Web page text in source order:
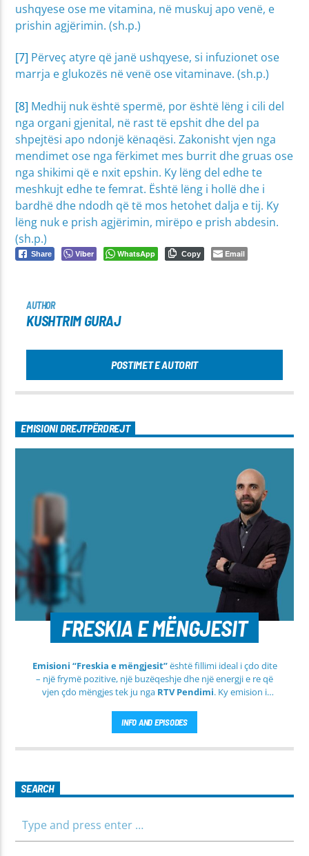
ushqyese ose me vitamina, në muskuj apo venë, e
prishin agjërimin. (sh.p.)
[7] Përveç atyre që janë ushqyese, si infuzionet ose
marrja e glukozës në venë ose vitaminave. (sh.p.)
[8] Medhij nuk është spermë, por është lëng i cili del
nga organi gjenital, në rast të epshit dhe del pa
shpejtësi apo ndonjë kënaqësi. Zakonisht vjen nga
mendimet ose nga fërkimet mes burrit dhe gruas ose
nga shikimi që e nxit epshin. Ky lëng del edhe te
meshkujt edhe te femrat. Është lëng i hollë dhe i
bardhë dhe ndodh që të mos hetohet dalja e tij. Ky
lëng nuk e prish agjërimin, mirëpo e prish abdesin.
(sh.p.)
Share Viber WhatsApp Copy Email
AUTHOR
KUSHTRIM GURAJ
POSTIMET E AUTORIT
EMISIONI DREJTPËRDREJT
FRESKIA E MËNGJESIT
Emisioni “Freskia e mëngjesit”është fillimi ideal i çdo dite
– një frymë pozitive, një buzëqeshje dhe një energji e re që
vjen çdo mëngjes tek ju nga RTV Pendimi. Ky emision i
informues dhe më të ngrohtë, duke ju shoqëruar në orët e
para të ditës me përmbajtje të larmishme dhe të dobishme
për të gjithë familjen.
INFO AND EPISODES
SEARCH